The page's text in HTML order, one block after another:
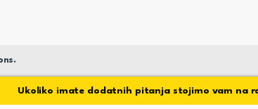
Ukoliko imate dodatnih pitanja stojimo vam na